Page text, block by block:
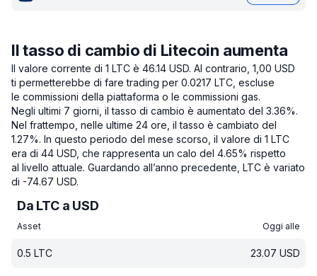
Il tasso di cambio di Litecoin aumenta
Il valore corrente di 1 LTC è 46.14 USD. Al contrario, 1,00 USD
ti permetterebbe di fare trading per 0.0217 LTC, escluse
le commissioni della piattaforma o le commissioni gas.
Negli ultimi 7 giorni, il tasso di cambio è aumentato del 3.36%.
Nel frattempo, nelle ultime 24 ore, il tasso è cambiato del
1.27%. In questo periodo del mese scorso, il valore di 1 LTC
era di 44 USD, che rappresenta un calo del 4.65% rispetto
al livello attuale. Guardando all’anno precedente, LTC è variato
di -74.67 USD.
Da LTC a USD
Asset Oggi alle
0.5 LTC 23.07 USD